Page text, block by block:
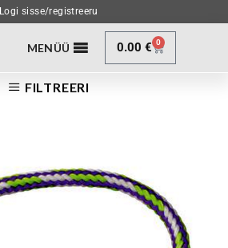
Logi sisse/registreeru
MENÜÜ 0.00€ 0
FILTREERI